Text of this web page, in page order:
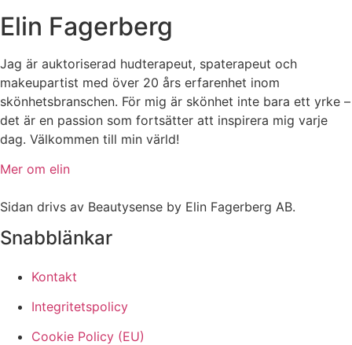
Elin Fagerberg
Jag är auktoriserad hudterapeut, spaterapeut och
makeupartist med över 20 års erfarenhet inom
skönhetsbranschen. För mig är skönhet inte bara ett yrke –
det är en passion som fortsätter att inspirera mig varje
dag. Välkommen till min värld!
Mer om elin
Sidan drivs av Beautysense by Elin Fagerberg AB.
Snabblänkar
Kontakt
Integritetspolicy
Cookie Policy (EU)